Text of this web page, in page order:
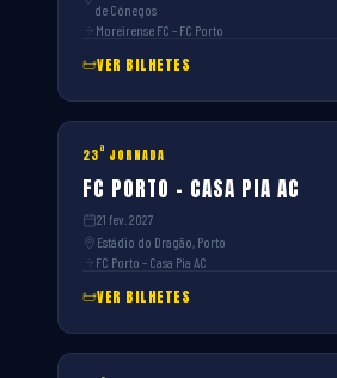
de Cónegos
Moreirense FC – FC Porto
VER BILHETES
23ª JORNADA
FC PORTO – CASA PIA AC
21 fev. 2027
Estádio do Dragão, Porto
FC Porto – Casa Pia AC
VER BILHETES